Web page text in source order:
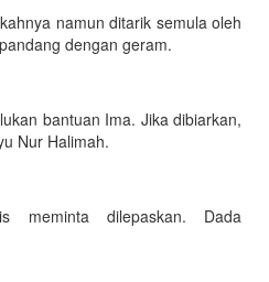
namun ditarik semula oleh
dengan geram.
bantuan Ima. Jika dibiarkan,
Nur Halimah.
meminta dilepaskan. Dada